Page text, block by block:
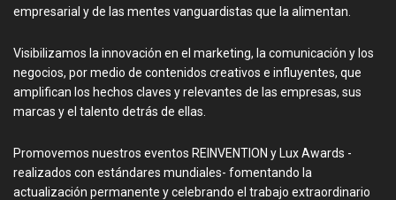
empresarial y de las mentes vanguardistas que la alimentan.
Visibilizamos la innovación en el marketing, la comunicación y los
negocios, por medio de contenidos creativos e influyentes, que
amplifican los hechos claves y relevantes de las empresas, sus
marcas y el talento detrás de ellas.
Promovemos nuestros eventos REINVENTION y Lux Awards -
realizados con estándares mundiales- fomentando la
actualización permanente y celebrando el trabajo extraordinario